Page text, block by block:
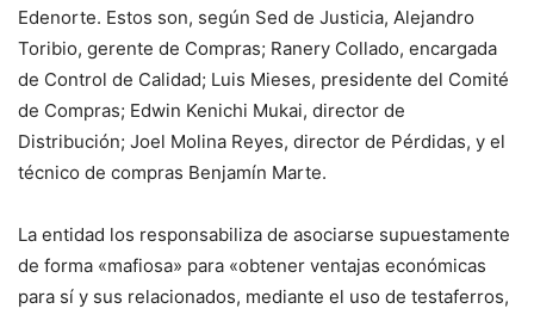
Edenorte. Estos son, según Sed de Justicia, Alejandro
Toribio, gerente de Compras; Ranery Collado, encargada
de Control de Calidad; Luis Mieses, presidente del Comité
de Compras; Edwin Kenichi Mukai, director de
Distribución; Joel Molina Reyes, director de Pérdidas, y el
técnico de compras Benjamín Marte.
La entidad los responsabiliza de asociarse supuestamente
de forma «mafiosa» para «obtener ventajas económicas
para sí y sus relacionados, mediante el uso de testaferros,